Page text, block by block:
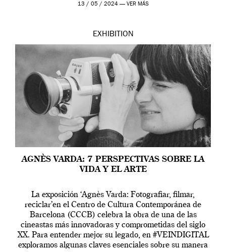
13 / 05 / 2024 — VER MÁS
EXHIBITION
AGNÈS VARDA: 7 PERSPECTIVAS SOBRE LA
VIDA Y EL ARTE
La exposición ‘Agnès Varda: Fotografiar, filmar,
reciclar’en el Centro de Cultura Contemporánea de
Barcelona (CCCB) celebra la obra de una de las
cineastas más innovadoras y comprometidas del siglo
XX. Para entender mejor su legado, en #VEINDIGITAL
exploramos algunas claves esenciales sobre su manera